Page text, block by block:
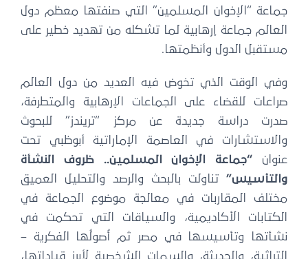
جماعة “الإخوان المسلمين” التي صنفتها معظم دول
العالم جماعة إرهابية لما تشكله من تهديد خطير على
مستقبل الدول وأنظمتها.
وفي الوقت الذي تخوض فيه العديد من دول العالم
صراعات للقضاء على الجماعات الإرهابية والمتطرفة،
صدرت دراسة جديدة عن مركز “تريندز” للبحوث
والاستشارات في العاصمة الإماراتية أبوظبي تحت
عنوان “جماعة الإخوان المسلمين.. ظروف النشأة
والتأسيس” تناولت بالبحث والرصد والتحليل العميق
مختلف المقاربات في معالجة موضوع الجماعة في
الكتابات الأكاديمية، والسياقات التي تحكمت في
نشأتها وتأسيسها في مصر ثم أُصولُها الفكرية –
التراثية، والحديثة، والسمات الشخصية لأبرز قياداتها،